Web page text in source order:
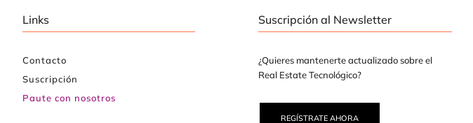
Links
Contacto
Suscripción
Paute con nosotros
Suscripción al Newsletter
¿Quieres mantenerte actualizado sobre el
Real Estate Tecnológico?
REGÍSTRATE AHORA